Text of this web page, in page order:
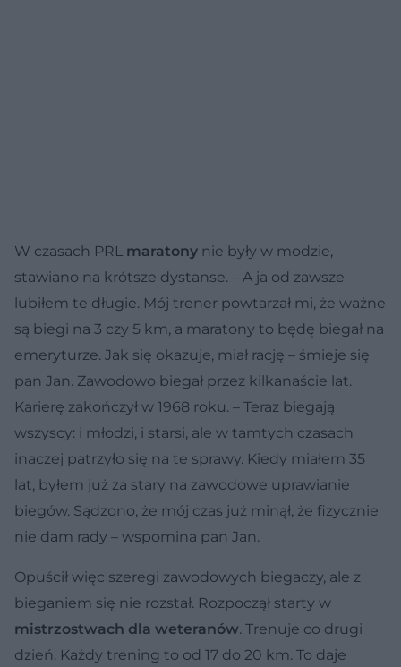
W czasach PRL maratony nie były w modzie,
stawiano na krótsze dystanse. – A ja od zawsze
lubiłem te długie. Mój trener powtarzał mi, że ważne
są biegi na 3 czy 5 km, a maratony to będę biegał na
emeryturze. Jak się okazuje, miał rację – śmieje się
pan Jan. Zawodowo biegał przez kilkanaście lat.
Karierę zakończył w 1968 roku. – Teraz biegają
wszyscy: i młodzi, i starsi, ale w tamtych czasach
inaczej patrzyło się na te sprawy. Kiedy miałem 35
lat, byłem już za stary na zawodowe uprawianie
biegów. Sądzono, że mój czas już minął, że fizycznie
nie dam rady – wspomina pan Jan.
Opuścił więc szeregi zawodowych biegaczy, ale z
bieganiem się nie rozstał. Rozpoczął starty w
mistrzostwach dla weteranów. Trenuje co drugi
dzień. Każdy trening to od 17 do 20 km. To daje